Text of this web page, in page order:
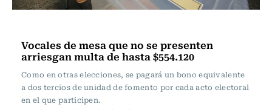
Vocales de mesa que no se presenten
arriesgan multa de hasta $554.120
Como en otras elecciones, se pagará un bono equivalente
a dos tercios de unidad de fomento por cada acto electoral
en el que participen.